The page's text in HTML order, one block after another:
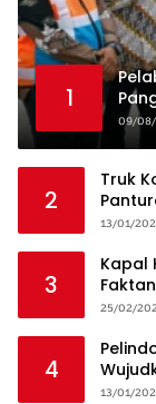
1
09/
2
Truk
13/01/
3
Kapal
25/02/
4
Global
13/01/